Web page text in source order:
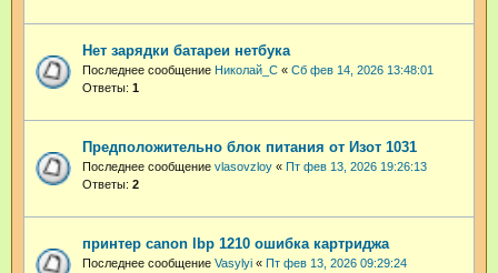
Нет зарядки батареи нетбука
Последнее сообщение Николай_С « Сб фев 14, 2026 13:48:01
Ответы: 1
Предположительно блок питания от Изот 1031
Последнее сообщение vlasovzloy « Пт фев 13, 2026 19:26:13
Ответы: 2
принтер canon lbp 1210 ошибка картриджа
Последнее сообщение Vasylyi « Пт фев 13, 2026 09:29:24